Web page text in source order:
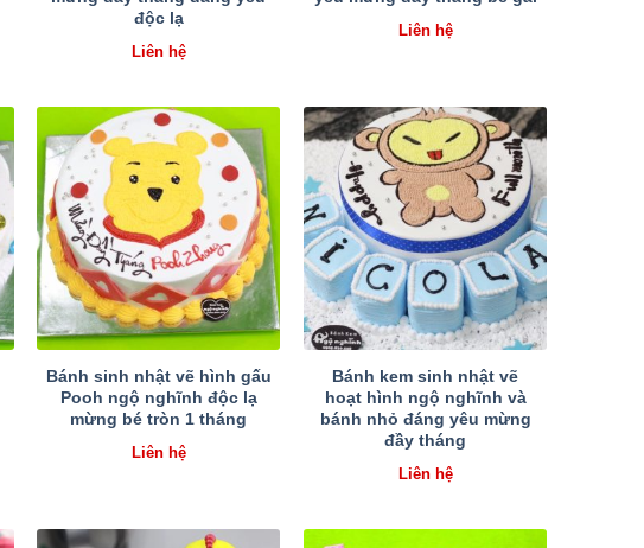
độc lạ
Liên hệ
Liên hệ
Bánh sinh nhật vẽ hình gấu
Pooh ngộ nghĩnh độc lạ
mừng bé tròn 1 tháng
Liên hệ
Bánh kem sinh nhật vẽ
hoạt hình ngộ nghĩnh và
bánh nhỏ đáng yêu mừng
đầy tháng
Liên hệ